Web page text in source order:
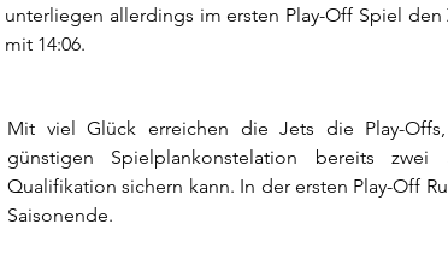
unterliegen allerdings im ersten Play-Off Spiel den
mit 14:06.
Mit viel Glück erreichen die Jets die Play-
günstigen Spielplankonstelation bereits
Qualifikation sichern kann. In der ersten Play-Off
Saisonende.